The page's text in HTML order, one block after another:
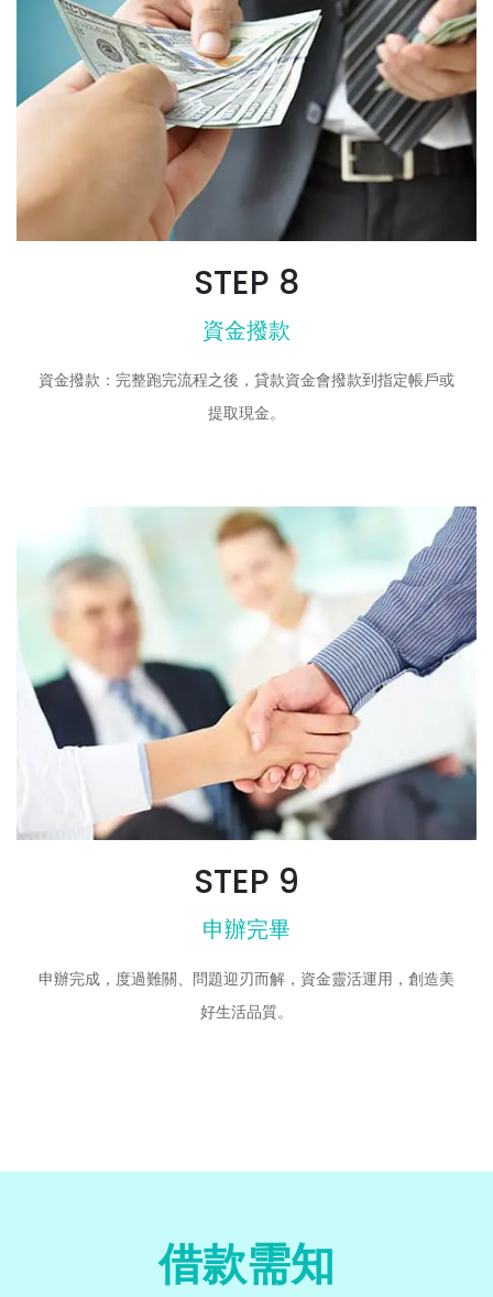
STEP 8
資金撥款
資金撥款：完整跑完流程之後，貸款資金會撥款到指定帳戶或
提取現金。
STEP 9
申辦完畢
申辦完成，度過難關、問題迎刃而解，資金靈活運用，創造美
好生活品質。
借款需知